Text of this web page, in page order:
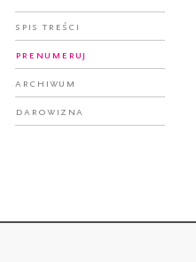
Spis treści
Prenumeruj
Archiwum
Darowizna